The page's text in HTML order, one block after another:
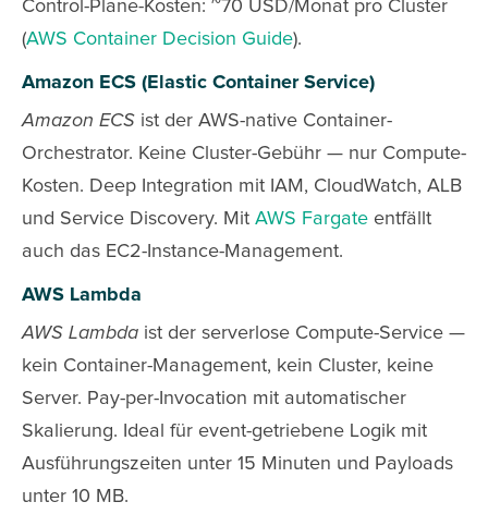
Control-Plane-Kosten: ~70 USD/Monat pro Cluster
(AWS Container Decision Guide).
Amazon ECS (Elastic Container Service)
Amazon ECS ist der AWS-native Container-
Orchestrator. Keine Cluster-Gebühr — nur Compute-
Kosten. Deep Integration mit IAM, CloudWatch, ALB
und Service Discovery. Mit AWS Fargate entfällt
auch das EC2-Instance-Management.
AWS Lambda
AWS Lambda ist der serverlose Compute-Service —
kein Container-Management, kein Cluster, keine
Server. Pay-per-Invocation mit automatischer
Skalierung. Ideal für event-getriebene Logik mit
Ausführungszeiten unter 15 Minuten und Payloads
unter 10 MB.